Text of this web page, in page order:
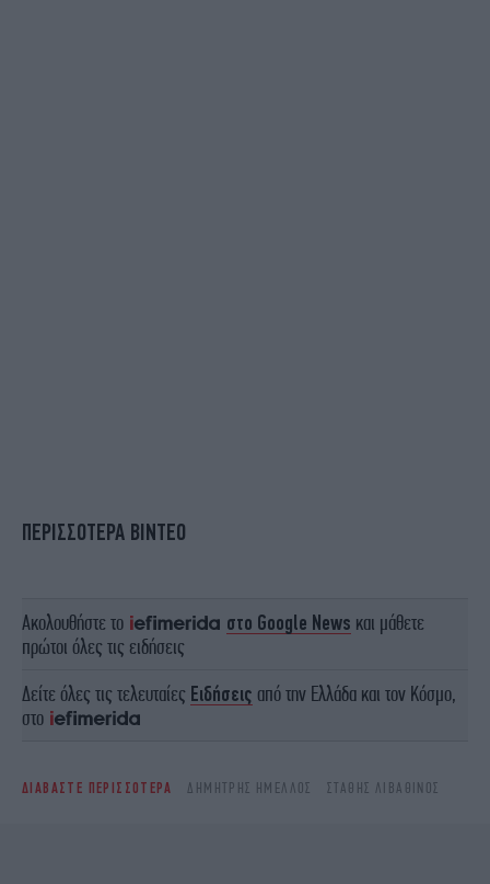
ΠΕΡΙΣΣΟΤΕΡΑ ΒΙΝΤΕΟ
Ακολουθήστε το στο Google News και μάθετε
πρώτοι όλες τις ειδήσεις
Δείτε όλες τις τελευταίες Ειδήσεις από την Ελλάδα και τον Κόσμο,
στο
ΔΙΑΒΑΣΤΕ ΠΕΡΙΣΣΟΤΕΡΑ ΔΗΜΉΤΡΗΣ ΉΜΕΛΛΟΣ ΣΤΆΘΗΣ ΛΙΒΑΘΙΝΌΣ